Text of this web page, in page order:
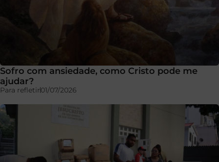
Sofro com ansiedade, como Cristo pode me
ajudar?
Para refletir01/07/2026